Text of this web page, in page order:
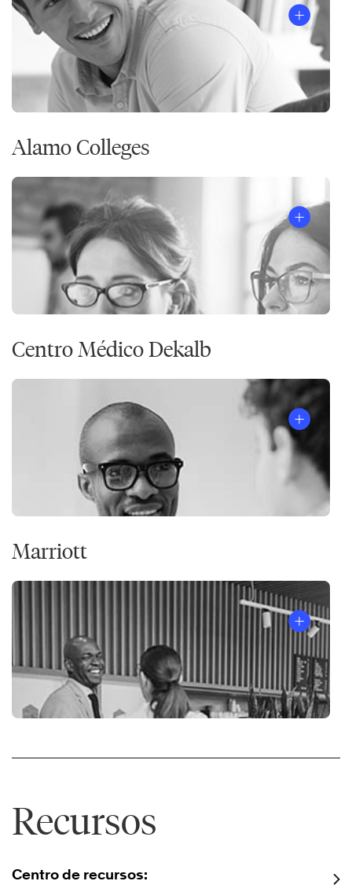
4
Disciplinas
de
Alamo Colleges
Centro Médico Dekalb
4
Marriott
Recursos
Centro de recursos: